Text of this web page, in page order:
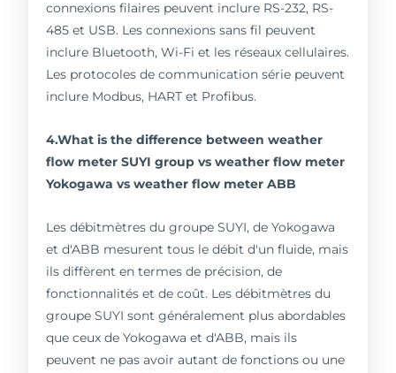
connexions filaires peuvent inclure RS-232, RS-
485 et USB. Les connexions sans fil peuvent
inclure Bluetooth, Wi-Fi et les réseaux cellulaires.
Les protocoles de communication série peuvent
inclure Modbus, HART et Profibus.
4.What is the difference between weather
flow meter SUYI group vs weather flow meter
Yokogawa vs weather flow meter ABB
Les débitmètres du groupe SUYI, de Yokogawa
et d'ABB mesurent tous le débit d'un fluide, mais
ils diffèrent en termes de précision, de
fonctionnalités et de coût. Les débitmètres du
groupe SUYI sont généralement plus abordables
que ceux de Yokogawa et d'ABB, mais ils
peuvent ne pas avoir autant de fonctions ou une